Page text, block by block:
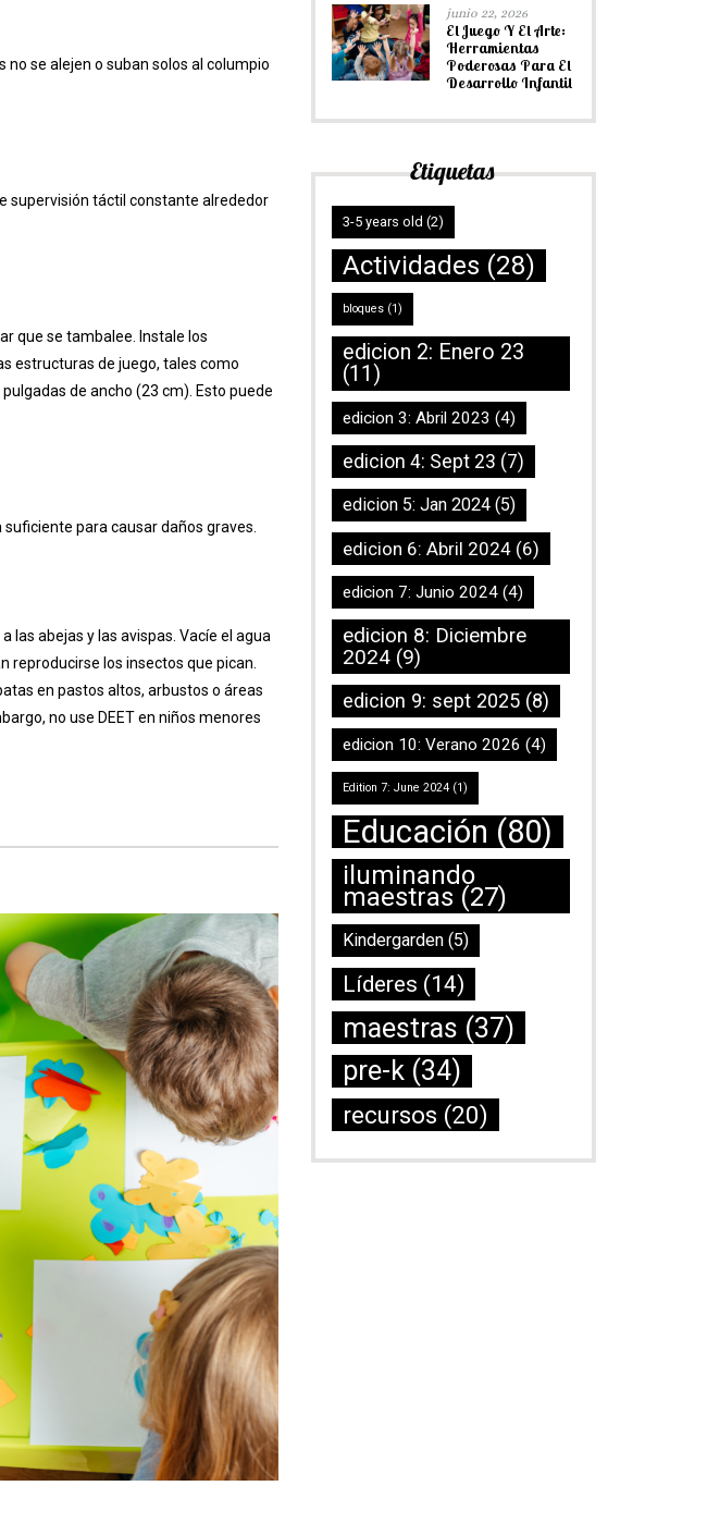
se alejen o suban solos al columpio
supervisión táctil constante alrededor
que se tambalee. Instale los
estructuras de juego, tales como
de ancho (23 cm). Esto puede
para causar daños graves.
las abejas y las avispas. Vacíe el agua
reproducirse los insectos que pican.
en pastos altos, arbustos o áreas
no use DEET en niños menores
junio 22, 2026
El Juego Y El Arte:
Herramientas
Poderosas Para El
Desarrollo Infantil
Etiquetas
3-5 years old (2)
Actividades (28)
bloques(1)
edicion 2: Enero 23
(11)
edicion 3: Abril 2023 (4)
edicion 4: Sept 23 (7)
edicion 5: Jan 2024(5)
edicion 6: Abril 2024(6)
edicion 7: Junio 2024(4)
edicion 8: Diciembre
2024(9)
edicion 9: sept 2025(8)
edicion 10: Verano 2026 (4)
Edition 7: June 2024(1)
Educación (80)
iluminando
maestras (27)
Kindergarden(5)
Líderes (14)
maestras (37)
pre-k(34)
recursos (20)